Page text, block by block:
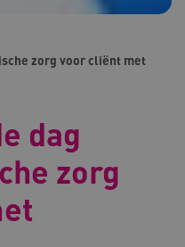
zorg voor cliënt met
dag
zorg